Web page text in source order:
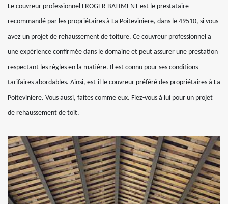
Le couvreur professionnel FROGER BATIMENT est le prestataire
recommandé par les propriétaires à La Poiteviniere, dans le 49510, si vous
avez un projet de rehaussement de toiture. Ce couvreur professionnel a
une expérience confirmée dans le domaine et peut assurer une prestation
respectant les règles en la matière. Il est connu pour ses conditions
tarifaires abordables. Ainsi, est-il le couvreur préféré des propriétaires à La
Poiteviniere. Vous aussi, faites comme eux. Fiez-vous à lui pour un projet
de rehaussement de toit.